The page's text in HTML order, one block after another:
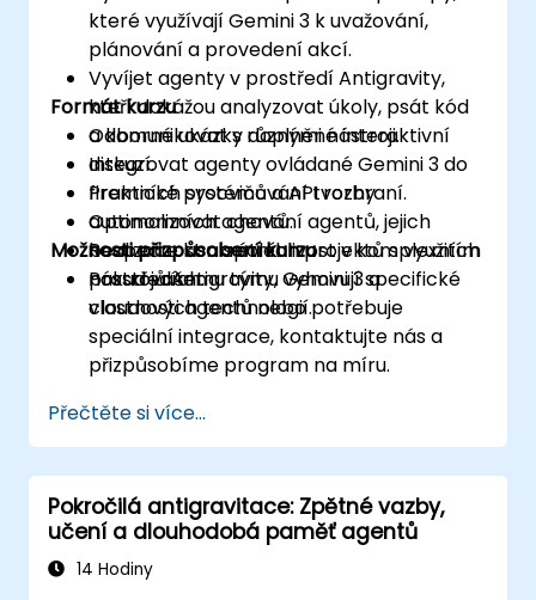
které využívají Gemini 3 k uvažování,
plánování a provedení akcí.
Vyvíjet agenty v prostředí Antigravity,
kteří dokážou analyzovat úkoly, psát kód
a komunikovat s různými nástroji.
Integrovat agenty ovládané Gemini 3 do
firemních systémů a API rozhraní.
Optimalizovat chování agentů, jejich
bezpečnost a spolehlivost v komplexních
prostředích.
Formát kurzu
Odborné ukázky doplněné interaktivní
diskuzí.
Praktické procvičování tvorby
autonomních agentů.
Realizace konkrétních projektů s využitím
nástrojů Antigravity, Gemini 3 a
cloudových technologií.
Možnosti přizpůsobení kurzu
Pokud vašemu týmu vyhovují specifické
vlastnosti agentů nebo potřebuje
speciální integrace, kontaktujte nás a
přizpůsobíme program na míru.
Přečtěte si více...
Pokročilá antigravitace: Zpětné vazby,
učení a dlouhodobá paměť agentů
14 Hodiny